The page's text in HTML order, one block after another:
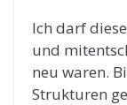
Ich darf
und
neu waren.
Strukturen